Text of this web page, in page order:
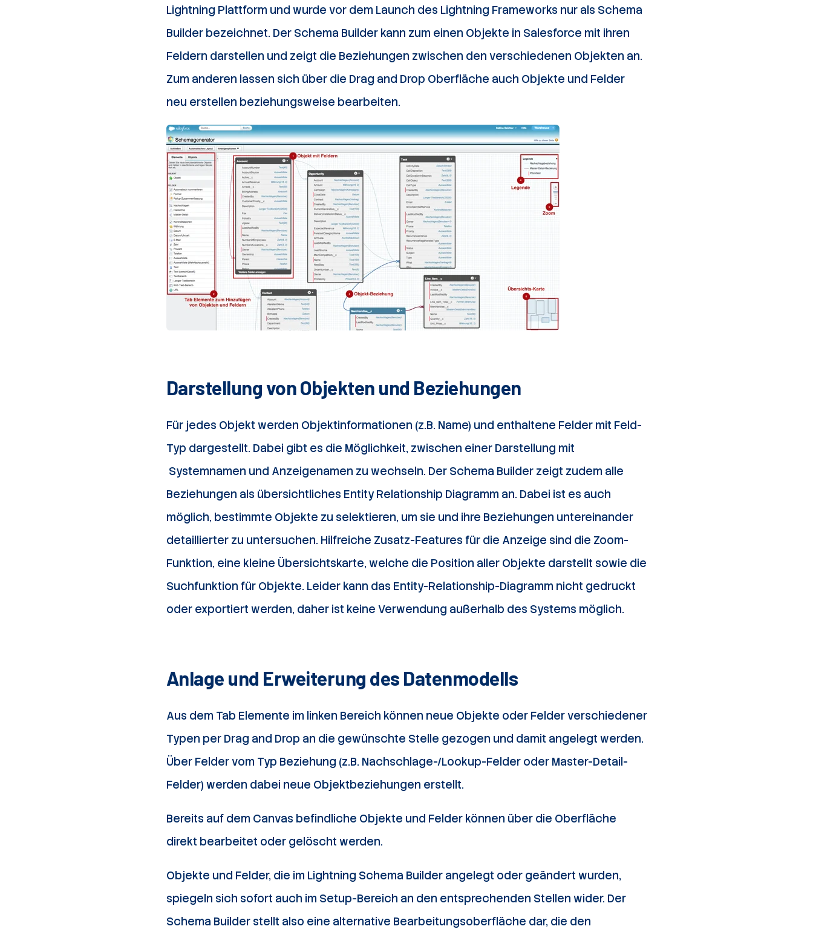
Lightning Plattform und wurde vor dem Launch des Lightning Frameworks nur als Schema
Builder bezeichnet. Der Schema Builder kann zum einen Objekte in Salesforce mit ihren
Feldern darstellen und zeigt die Beziehungen zwischen den verschiedenen Objekten an.
Zum anderen lassen sich über die Drag and Drop Oberfläche auch Objekte und Felder
neu erstellen beziehungsweise bearbeiten.
Darstellung von Objekten und Beziehungen
Für jedes Objekt werden Objektinformationen (z.B. Name) und enthaltene Felder mit Feld-
Typ dargestellt. Dabei gibt es die Möglichkeit, zwischen einer Darstellung mit
Systemnamen und Anzeigenamen zu wechseln. Der Schema Builder zeigt zudem alle
Beziehungen als übersichtliches Entity Relationship Diagramm an. Dabei ist es auch
möglich, bestimmte Objekte zu selektieren, um sie und ihre Beziehungen untereinander
detaillierter zu untersuchen. Hilfreiche Zusatz-Features für die Anzeige sind die Zoom-
Funktion, eine kleine Übersichtskarte, welche die Position aller Objekte darstellt sowie die
Suchfunktion für Objekte. Leider kann das Entity-Relationship-Diagramm nicht gedruckt
oder exportiert werden, daher ist keine Verwendung außerhalb des Systems möglich.
Anlage und Erweiterung des Datenmodells
Aus dem Tab Elemente im linken Bereich können neue Objekte oder Felder verschiedener
Typen per Drag and Drop an die gewünschte Stelle gezogen und damit angelegt werden.
Über Felder vom Typ Beziehung (z.B. Nachschlage-/Lookup-Felder oder Master-Detail-
Felder) werden dabei neue Objektbeziehungen erstellt.
Bereits auf dem Canvas befindliche Objekte und Felder können über die Oberfläche
direkt bearbeitet oder gelöscht werden.
Objekte und Felder, die im Lightning Schema Builder angelegt oder geändert wurden,
spiegeln sich sofort auch im Setup-Bereich an den entsprechenden Stellen wider. Der
Schema Builder stellt also eine alternative Bearbeitungsoberfläche dar, die den